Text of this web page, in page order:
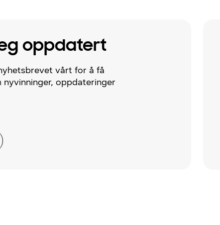
oppdatert
vårt for å få
oppdateringer